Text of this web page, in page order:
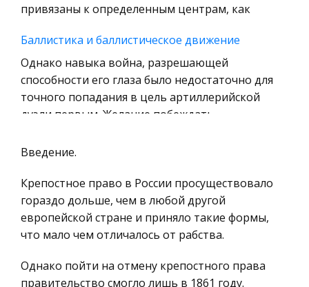
Охрана природы, Экология,
Социология
Страховое право
Химия
Металлургия
Микроэкономика, экономика предприятия,
Историческая личность
привязаны к определенным центрам, как
Баллистика и баллистическое движение
Однако навыка война, разрешающей
способности его глаза было недостаточно для
точного попадания в цель артиллерийской
дуэли первым. Желание побеждать
греческого
Описанные и вписанные окружности
Учебник для 7 – 9 кл. ср.школы. / Л.С. Атанасян и
др., М. : Просвещение, 1990. 2. М .В. Ткачева «
Домашняя математика », М. : Просвещение,
школе, 7 – 8 кла
Введение.
Крепостное право в России просуществовало
гораздо дольше, чем в любой другой
европейской стране и приняло такие формы,
что мало чем отличалось от рабства.
Однако пойти на отмену крепостного права
правительство смогло лишь в 1861 году.